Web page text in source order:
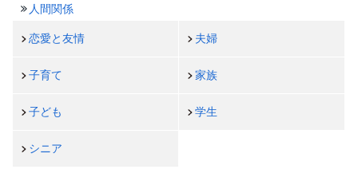
人間関係
恋愛と友情 夫婦
子育て 家族
子ども 学生
シニア